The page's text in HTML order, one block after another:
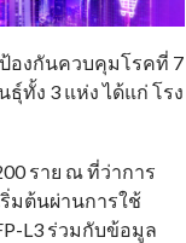
องกันควบคุมโรคที่ 7
ทั้ง 3 แห่ง ได้แก่ โรง
ราย ณ ที่ว่าการ
มต้นผ่านการใช้
L3 ร่วมกับข้อมูล